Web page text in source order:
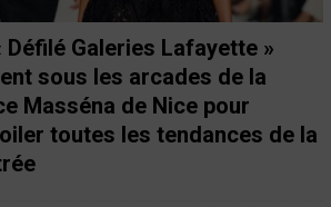
Défilé Galeries Lafayette »
sous les arcades de la
Masséna de Nice pour
toutes les tendances de la